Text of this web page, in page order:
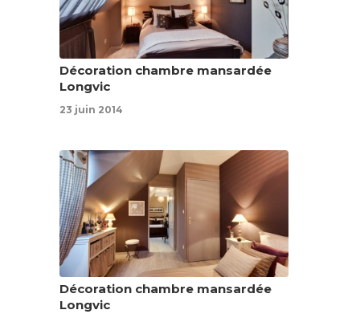
Décoration chambre mansardée
Longvic
23 juin 2014
Décoration chambre mansardée
Longvic